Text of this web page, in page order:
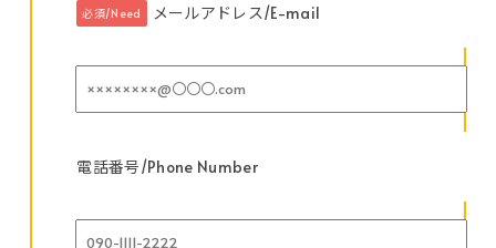
必須/Need メールアドレス/E-mail
電話番号/Phone Number